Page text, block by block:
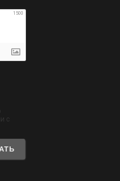
1500
с